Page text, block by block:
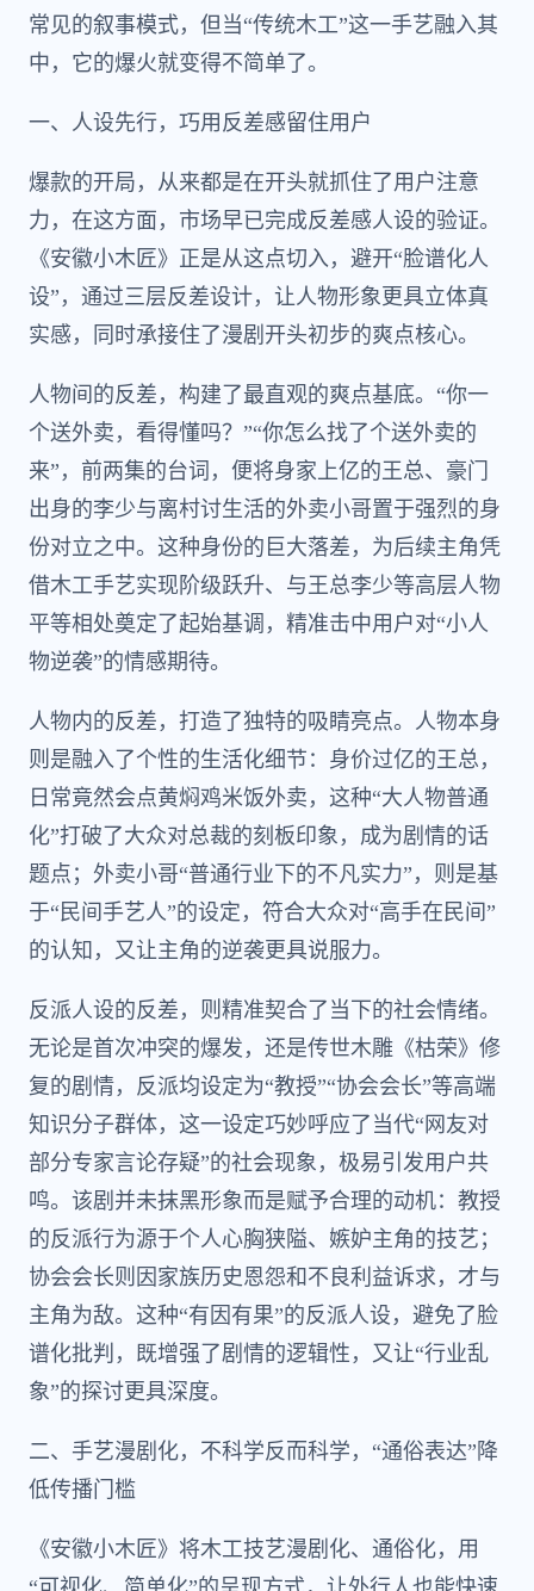
常见的叙事模式，但当“传统木工”这一手艺融入其
中，它的爆火就变得不简单了。
一、人设先行，巧用反差感留住用户
爆款的开局，从来都是在开头就抓住了用户注意
力，在这方面，市场早已完成反差感人设的验证。
《安徽小木匠》正是从这点切入，避开“脸谱化人
设”，通过三层反差设计，让人物形象更具立体真
实感，同时承接住了漫剧开头初步的爽点核心。
人物间的反差，构建了最直观的爽点基底。“你一
个送外卖，看得懂吗？”“你怎么找了个送外卖的
来”，前两集的台词，便将身家上亿的王总、豪门
出身的李少与离村讨生活的外卖小哥置于强烈的身
份对立之中。这种身份的巨大落差，为后续主角凭
借木工手艺实现阶级跃升、与王总李少等高层人物
平等相处奠定了起始基调，精准击中用户对“小人
物逆袭”的情感期待。
人物内的反差，打造了独特的吸睛亮点。人物本身
则是融入了个性的生活化细节：身价过亿的王总，
日常竟然会点黄焖鸡米饭外卖，这种“大人物普通
化”打破了大众对总裁的刻板印象，成为剧情的话
题点；外卖小哥“普通行业下的不凡实力”，则是基
于“民间手艺人”的设定，符合大众对“高手在民间”
的认知，又让主角的逆袭更具说服力。
反派人设的反差，则精准契合了当下的社会情绪。
无论是首次冲突的爆发，还是传世木雕《枯荣》修
复的剧情，反派均设定为“教授”“协会会长”等高端
知识分子群体，这一设定巧妙呼应了当代“网友对
部分专家言论存疑”的社会现象，极易引发用户共
鸣。该剧并未抹黑形象而是赋予合理的动机：教授
的反派行为源于个人心胸狭隘、嫉妒主角的技艺；
协会会长则因家族历史恩怨和不良利益诉求，才与
主角为敌。这种“有因有果”的反派人设，避免了脸
谱化批判，既增强了剧情的逻辑性，又让“行业乱
象”的探讨更具深度。
二、手艺漫剧化，不科学反而科学，“通俗表达”降
低传播门槛
《安徽小木匠》将木工技艺漫剧化、通俗化，用